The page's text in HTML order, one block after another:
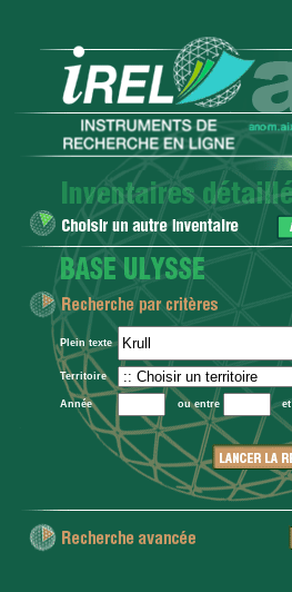
Plein texte
Territoire
Année ou entre et